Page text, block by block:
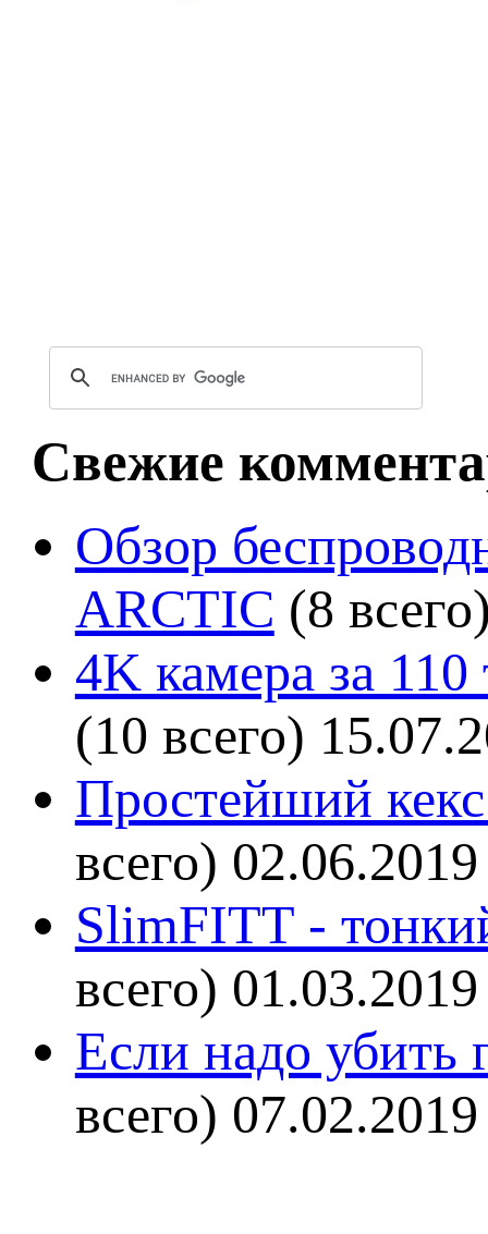
Свежие
Обзор
ARCTIC (8
4K камера за
(10 всего)
Простейший кекс
всего) 02.06.2019
SlimFITT -
всего) 01.03.2019
Если надо убить
всего) 07.02.2019